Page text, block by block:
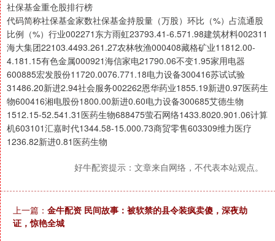
社保基金重仓股排行榜
代码简称社保基金家数社保基金持股量（万股）环比（%）占流通股
比例（%）行业002271东方雨虹23793.41-6.571.98建筑材料002311
海大集团22103.4493.261.27农林牧渔000408藏格矿业11812.00-
4.181.15有色金属000921海信家电21790.06不变1.95家用电器
600885宏发股份11720.0076.771.18电力设备300416苏试试验
31486.20新进2.94社会服务002262恩华药业1855.19新进0.97医药生
物600416湘电股份1800.00新进0.60电力设备300685艾德生物
1512.15-52.541.31医药生物688475萤石网络1433.8020.901.06计算
机603101汇嘉时代1344.58-15.000.73商贸零售603309维力医疗
1236.82新进0.81医药生物
好牛配资提示：文章来自网络，不代表本站观点。
上一篇： 金牛配资 民间故事：被软禁的县令装疯卖傻，深夜劫
证，惊艳全城